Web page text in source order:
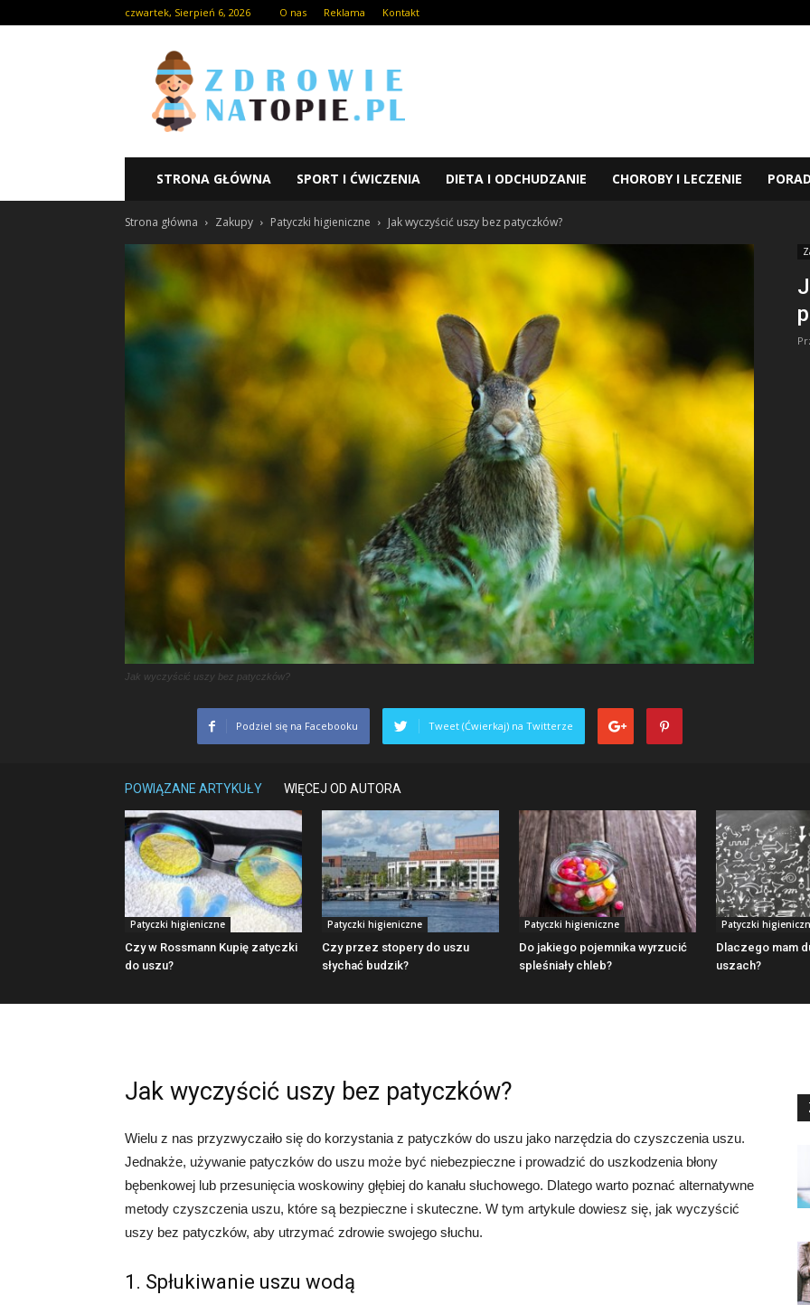
czwartek, Sierpień 6, 2026 O nas Reklama Kontakt
STRONA GŁÓWNA SPORT I ĆWICZENIA DIETA I ODCHUDZANIE CHOROBY I LECZENIE
Strona główna Zakupy Patyczki higieniczne Jak wyczyścić uszy bez patyczków?
Jak wyczyścić uszy bez patyczków?
Podziel się na Facebooku Tweet (Ćwierkaj) na Twitterze
POWIĄZANE ARTYKUŁY WIĘCEJ OD AUTORA
Patyczki higieniczne
Czy w Rossmann Kupię zatyczki
do uszu?
Patyczki higieniczne
Czy przez stopery do uszu
słychać budzik?
Patyczki higieniczne
Do jakiego pojemnika wyrzucić
spleśniały chleb?
Patyczki
Dlaczego mam
uszach?
Jak wyczyścić uszy bez patyczków?
Wielu z nas przyzwyczaiło się do korzystania z patyczków do uszu jako narzędzia do czyszczenia uszu.
Jednakże, używanie patyczków do uszu może być niebezpieczne i prowadzić do uszkodzenia błony
bębenkowej lub przesunięcia woskowiny głębiej do kanału słuchowego. Dlatego warto poznać alternatywne
metody czyszczenia uszu, które są bezpieczne i skuteczne. W tym artykule dowiesz się, jak wyczyścić
uszy bez patyczków, aby utrzymać zdrowie swojego słuchu.
1. Spłukiwanie uszu wodą